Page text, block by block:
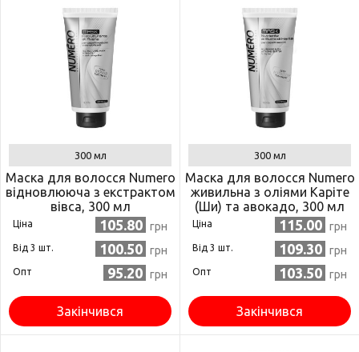
300 мл
Маска для волосся Numero
відновлююча з екстрактом
вівса, 300 мл
(8011935052882)
Ціна 105.80 грн
Від 3 шт. 100.50 грн
Опт 95.20 грн
Закінчився
300 мл
Маска для волосся Numero
живильна з оліями Каріте
(Ши) та авокадо, 300 мл
(8011935069705)
Ціна 115.00 грн
Від 3 шт. 109.30 грн
Опт 103.50 грн
Закінчився